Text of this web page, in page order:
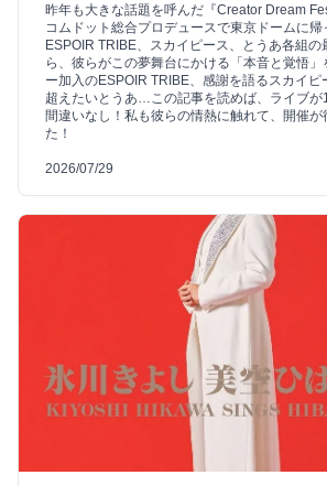
昨年も大きな話題を呼んだ『Creator Dream
コムドット総合プロデュースで東京ドームに帰
ESPOIR TRIBE、スカイピース、とうあ各組
ら、彼らがこの夢舞台にかける「本音と覚悟
ー加入のESPOIR TRIBE、感謝を語るスカイピ
超えたいとうあ…この記事を読めば、ライブが
間違いなし！私も彼らの情熱に触れて、開催が
た！
2026/07/29